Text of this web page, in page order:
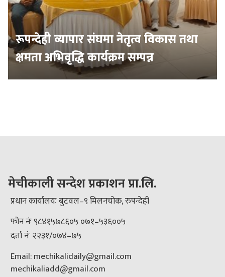
रूपन्देही व्यापार संघमा नेतृत्व विकास तथा
क्षमता अभिवृद्धि कार्यक्रम सम्पन्न
मेचीकाली सन्देश प्रकाशन प्रा.लि.
प्रधान कार्यालयः बुटवल–९ मिलनचोक, रुपन्देही
फोन नंः ९८४१५७८६०५ ०७१–५३६००५
दर्ता नंः २२३१/०७४–७५
Email: mechikalidaily@gmail.com
mechikaliadd@gmail.com